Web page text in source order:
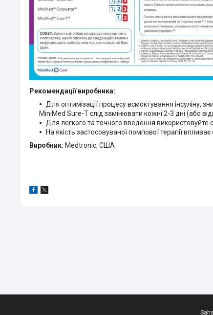
Рекомендації виробника:
Для оптимізації процесу всмоктування інсуліну,
MiniMed Sure-T слід замінювати кожні 2-3 дні (або
Для легкого та точного введення використовуйте
На якість застосовуваної помпової терапії впливає
Виробник: Medtronic, США